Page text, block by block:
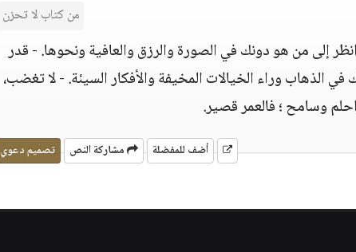
من كتاب لا تحزن
من هو دونك في الصورة والرزق والعافية ونحوها. - قدر
الذهاب وراء الخيالات المخيفة والأفكار السيئة. - لا تغضب،
وسامح ؛ فالعمر قصير.
أضف للمفضلة مشاركة النص تصميم دعوي